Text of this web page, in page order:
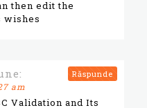
then edit the
wishes
am
Validation and Its
Răspunde